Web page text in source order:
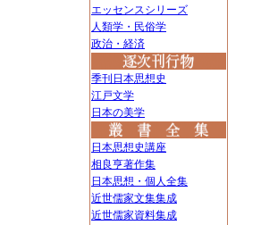
エッセンスシリーズ
人類学・民俗学
政治・経済
季刊日本思想史
江戸文学
日本の美学
日本思想史講座
相良亨著作集
日本思想・個人全集
近世儒家文集集成
近世儒家資料集成